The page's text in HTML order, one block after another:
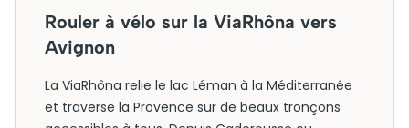
Rouler à vélo sur la ViaRhôna vers
Avignon
La ViaRhôna relie le lac Léman à la Méditerranée
et traverse la Provence sur de beaux tronçons